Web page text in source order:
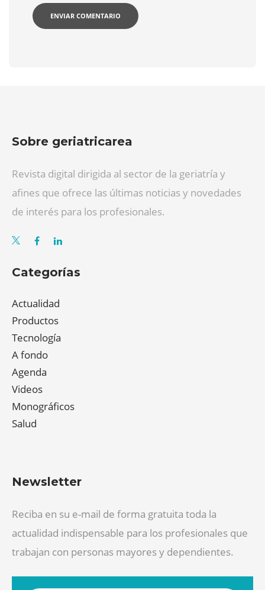
Sobre geriatricarea
Revista digital dirigida al sector de la geriatría y
afines que ofrece las últimas noticias y novedades
de interés para los profesionales.
Categorías
Actualidad
Productos
Tecnología
A fondo
Agenda
Videos
Monográficos
Salud
Newsletter
Reciba en su e-mail de forma gratuita toda la
actualidad indispensable para los profesionales que
trabajan con personas mayores y dependientes.